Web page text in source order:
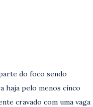
do foco sendo
haja pelo menos cinco
cravado com uma vaga